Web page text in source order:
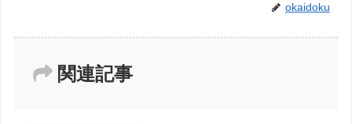
okaidoku
関連記事